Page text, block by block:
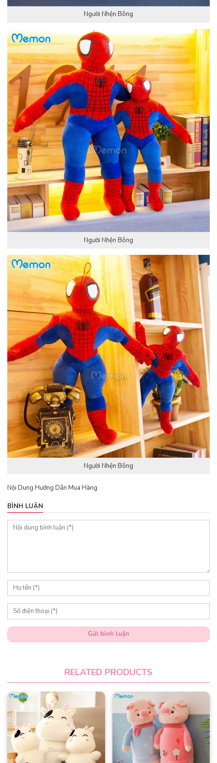
Người Nhện Bông
Người Nhện Bông
Người Nhện Bông
Nội Dung Hướng Dẫn Mua Hàng
BÌNH LUẬN
Gửi bình luận
RELATED PRODUCTS